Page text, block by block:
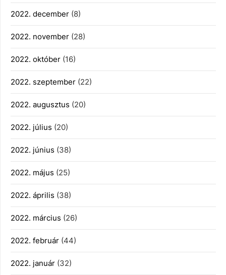
2022. december (8)
2022. november (28)
2022. október (16)
2022. szeptember (22)
2022. augusztus (20)
2022. július (20)
2022. június (38)
2022. május (25)
2022. április (38)
2022. március (26)
2022. február (44)
2022. január (32)